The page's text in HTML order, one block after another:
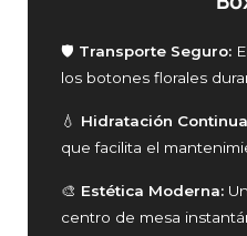
🛡️ Transporte Seguro:
los botones florales
💧 Hidratación
que facilita el
🎨 Estética Moderna:
centro de mesa